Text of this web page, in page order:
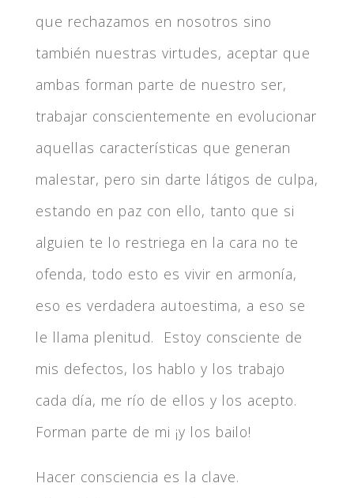
que rechazamos en nosotros sino
también nuestras virtudes, aceptar que
ambas forman parte de nuestro ser,
trabajar conscientemente en evolucionar
aquellas características que generan
malestar, pero sin darte látigos de culpa,
estando en paz con ello, tanto que si
alguien te lo restriega en la cara no te
ofenda, todo esto es vivir en armonía,
eso es verdadera autoestima, a eso se
le llama plenitud. Estoy consciente de
mis defectos, los hablo y los trabajo
cada día, me río de ellos y los acepto.
Forman parte de mi ¡y los bailo!
Hacer consciencia es la clave.